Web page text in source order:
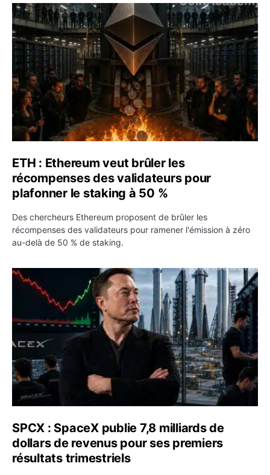
ETH : Ethereum veut brûler les récompenses des
ETH : Ethereum veut brûler les
récompenses des validateurs pour
plafonner le staking à 50 %
Des chercheurs Ethereum proposent de brûler les
récompenses des validateurs pour ramener l'émission à zéro
au-delà de 50 % de staking.
SPCX : SpaceX publie 7,8 milliards de dollars de
SPCX : SpaceX publie 7,8 milliards de
dollars de revenus pour ses premiers
résultats trimestriels